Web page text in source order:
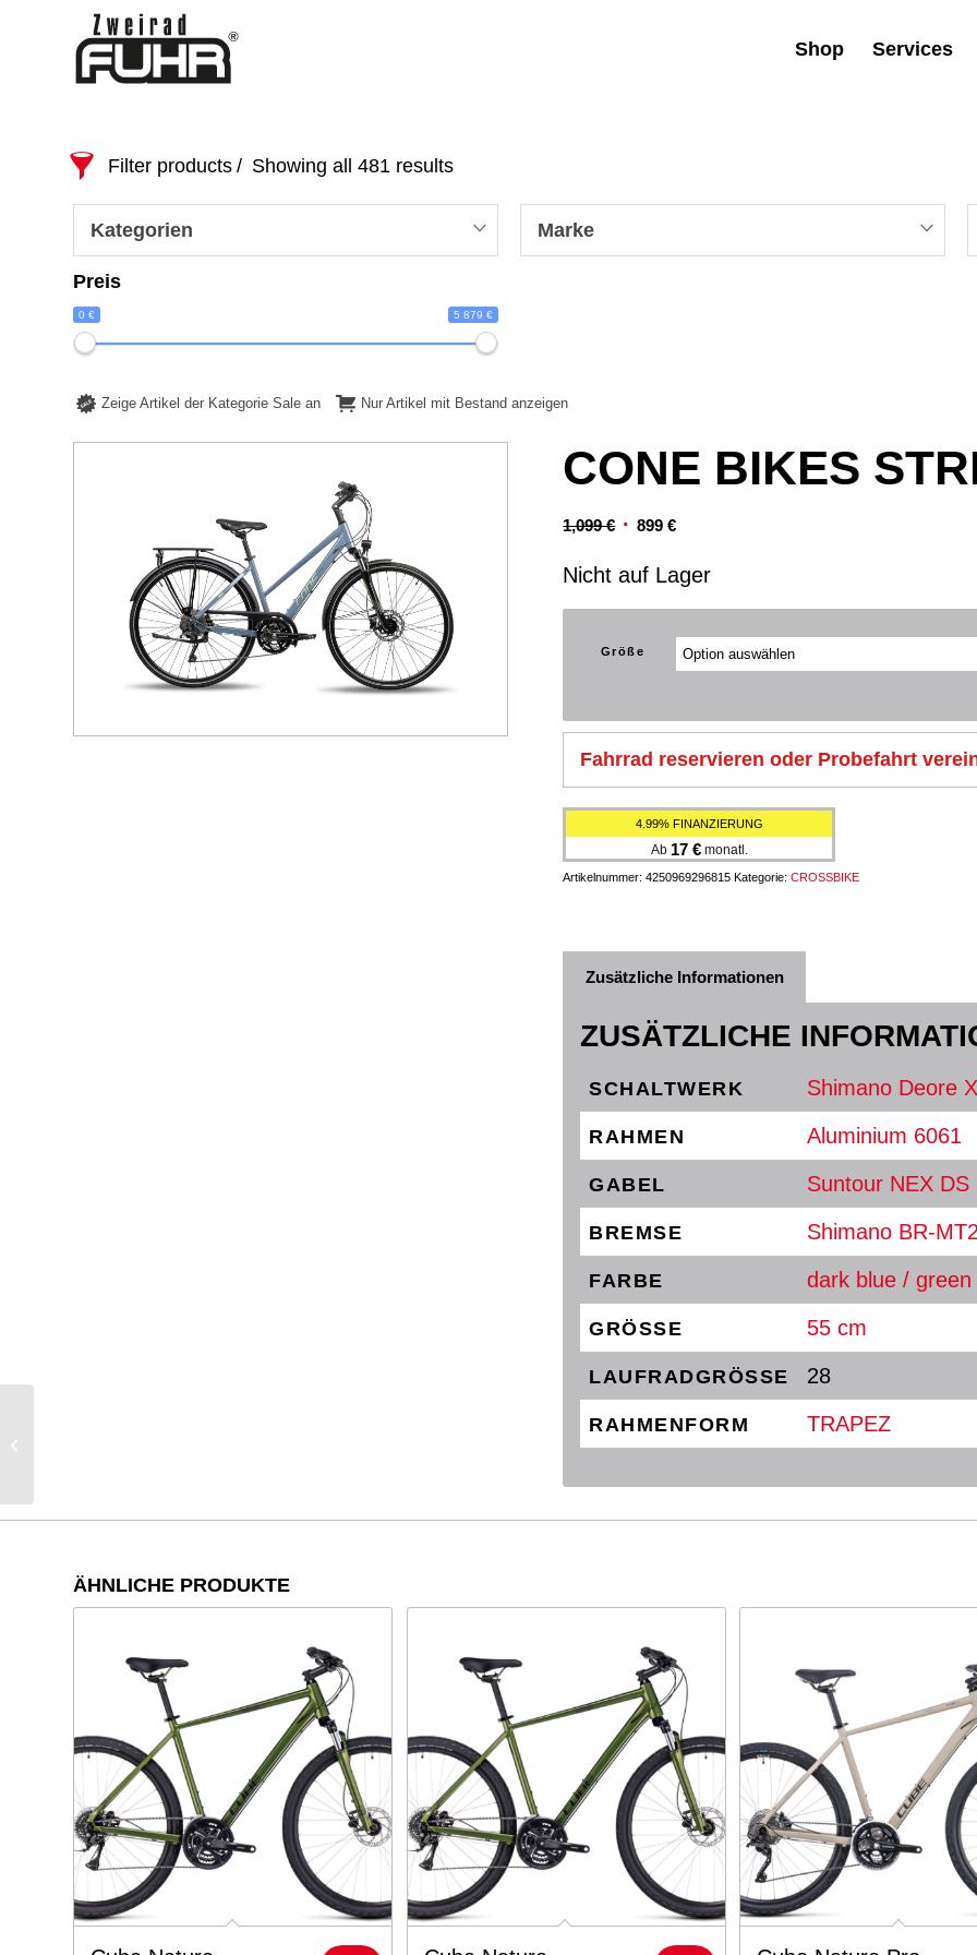
Shop Services
Filter products Showing all 481 results
Kategorien Marke
Preis
0 € 5 879 €
Zeige Artikel der Kategorie Sale an Nur Artikel mit Bestand anzeigen
CONE BIKES
1,099€ Ursprünglicher
war:
899€Aktueller
ist:
Nicht auf Lager
Größe
Fahrrad reservieren oder Probefahrt
4.99% FINANZIERUNG
Ab 17 €monatl.
Artikelnummer:4250969296815 Kategorie:CROSSBIKE
Zusätzliche Informationen
ZUSÄTZLICHE
SCHALTWERK Shimano Deore
RAHMEN Aluminium 6061
GABEL Suntour NEX
BREMSE Shimano BR-
FARBE dark blue / green
GRÖSSE 55 cm
LAUFRADGRÖSSE 28
RAHMENFORM TRAPEZ
ÄHNLICHE PRODUKTE